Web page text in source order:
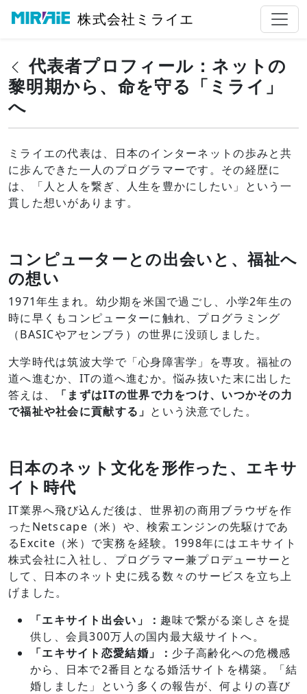
株式会社ミライエ
代表者プロフィール：ネットの
黎明期から、命を守る「ミライ」
へ
ミライエの代表は、日本のインターネットの歩みと共
に歩んできた一人のプログラマーです。その経歴に
は、「人と人を繋ぎ、人生を豊かにしたい」という一
貫した想いがあります。
コンピューターとの出会いと、福祉へ
の想い
1971年生まれ。幼少期を米国で過ごし、小学2年生の
時に早くもコンピューターに触れ、プログラミング
（BASICやアセンブラ）の世界に没頭しました。
大学時代は筑波大学で「心身障害学」を専攻。福祉の
道へ進むか、ITの道へ進むか。悩み抜いた末に出した
答えは、
「まずはITの世界で力をつけ、いつかその力
で福祉や社会に貢献する」 という決意でした。
日本のネット文化を形作った、エキサ
イト時代
IT業界へ飛び込んだ後は、世界初の商用ブラウザを作
ったNetscape（米）や、検索エンジンの先駆けであ
るExcite（米）で実務を経験。1998年にはエキサイト
株式会社に入社し、プログラマー兼プロデューサーと
して、日本のネット史に残る数々のサービスを立ち上
げました。
「エキサイト出会い」： 趣味で繋がる楽しさを提
供し、会員300万人の国内最大級サイトへ。
「エキサイト恋愛結婚」： 少子高齢化への危機感
から、日本で2番目となる婚活サイトを構築。「結
婚しました」という多くの報告が、何よりの喜び